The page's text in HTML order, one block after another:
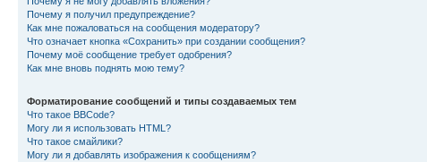
Почему я получил предупреждение?
Как мне пожаловаться на сообщения модератору?
Что означает кнопка «Сохранить» при создании сообщения?
Почему моё сообщение требует одобрения?
Как мне вновь поднять мою тему?
Форматирование сообщений и типы создаваемых тем
Что такое BBCode?
Могу ли я использовать HTML?
Что такое смайлики?
Могу ли я добавлять изображения к сообщениям?